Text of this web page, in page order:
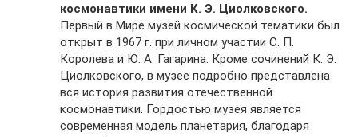
космонавтики имени К. Э. Циолковского.
Первый в Мире музей космической тематики был
открыт в 1967 г. при личном участии С. П.
Королева и Ю. А. Гагарина. Кроме сочинений К. Э.
Циолковского, в музее подробно представлена
вся история развития отечественной
космонавтики. Гордостью музея является
современная модель планетария, благодаря